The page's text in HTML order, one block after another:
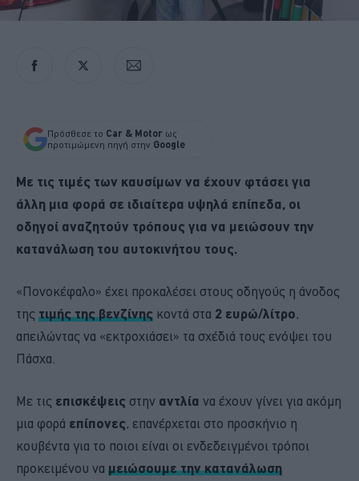
Πρόσθεσε το Car & Motor ως
προτιμώμενη πηγή στην Google
Με τις τιμές των καυσίμων να έχουν φτάσει για
άλλη μια φορά σε ιδιαίτερα υψηλά επίπεδα, οι
οδηγοί αναζητούν τρόπους για να μειώσουν την
κατανάλωση του αυτοκινήτου τους.
«Πονοκέφαλο» έχει προκαλέσει στους οδηγούς η άνοδος
της τιμής της βενζίνης κοντά στα 2 ευρώ/λίτρο,
απειλώντας να «εκτροχιάσει» τα σχέδιά τους ενόψει του
Πάσχα.
Με τις επισκέψεις στην αντλία να έχουν γίνει για ακόμη
μια φορά επίπονες, επανέρχεται στο προσκήνιο η
κουβέντα για το ποιοι είναι οι ενδεδειγμένοι τρόποι
προκειμένου να μειώσουμε την κατανάλωση